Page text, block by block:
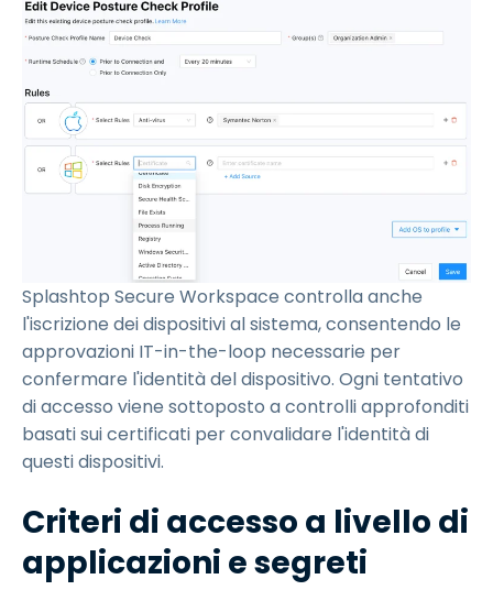
Splashtop Secure Workspace controlla anche
l'iscrizione dei dispositivi al sistema, consentendo le
approvazioni IT-in-the-loop necessarie per
confermare l'identità del dispositivo. Ogni tentativo
di accesso viene sottoposto a controlli approfonditi
basati sui certificati per convalidare l'identità di
questi dispositivi.
Criteri di accesso a livello di
applicazioni e segreti